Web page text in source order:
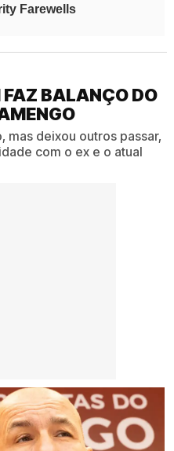
BALANÇO DO
mas deixou outros passar,
com o ex e o atual